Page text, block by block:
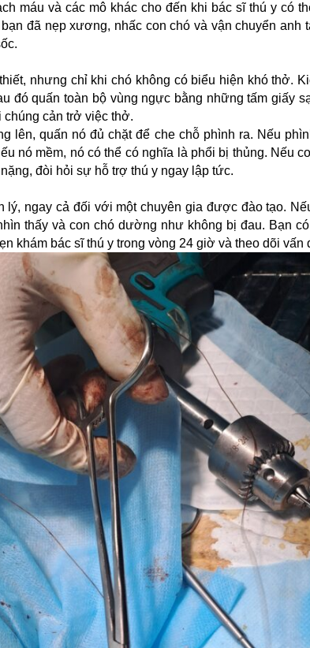
máu và các mô khác cho đến khi bác sĩ thú y có
đã nẹp xương, nhấc con chó và vận chuyển anh
nhưng chỉ khi chó không có biểu hiện khó thở.
đó quấn toàn bộ vùng ngực bằng những tấm giấy
chúng cản trở việc thở.
lên, quấn nó đủ chặt để che chỗ phình ra. Nếu
nó mềm, nó có thể có nghĩa là phổi bị thủng. Nếu
đòi hỏi sự hỗ trợ thú y ngay lập tức.
lý, ngay cả đối với một chuyên gia được đào tạo.
thấy và con chó dường như không bị đau. Bạn
khám bác sĩ thú y trong vòng 24 giờ và theo dõi vấn